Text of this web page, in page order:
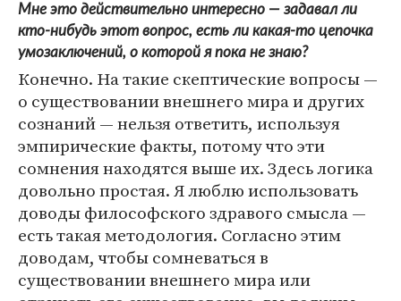
Мне это действительно интересно — задавал ли
кто-нибудь этот вопрос, есть ли какая-то цепочка
умозаключений, о которой я пока не знаю?
Конечно. На такие скептические вопросы —
о существовании внешнего мира и других
сознаний — нельзя ответить, используя
эмпирические факты, потому что эти
сомнения находятся выше их. Здесь логика
довольно простая. Я люблю использовать
доводы философского здравого смысла —
есть такая методология. Согласно этим
доводам, чтобы сомневаться в
существовании внешнего мира или